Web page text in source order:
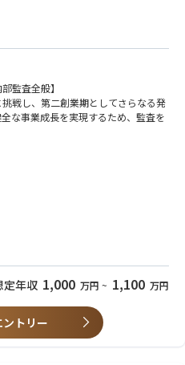
監査全般】
戦し、第二創業期としてさらなる発
な事業成長を実現するため、監査を
ク
ョンが取れる方
にチャレンジできる方
定年収 1,000 万円 ~ 1,100 万円
トリー